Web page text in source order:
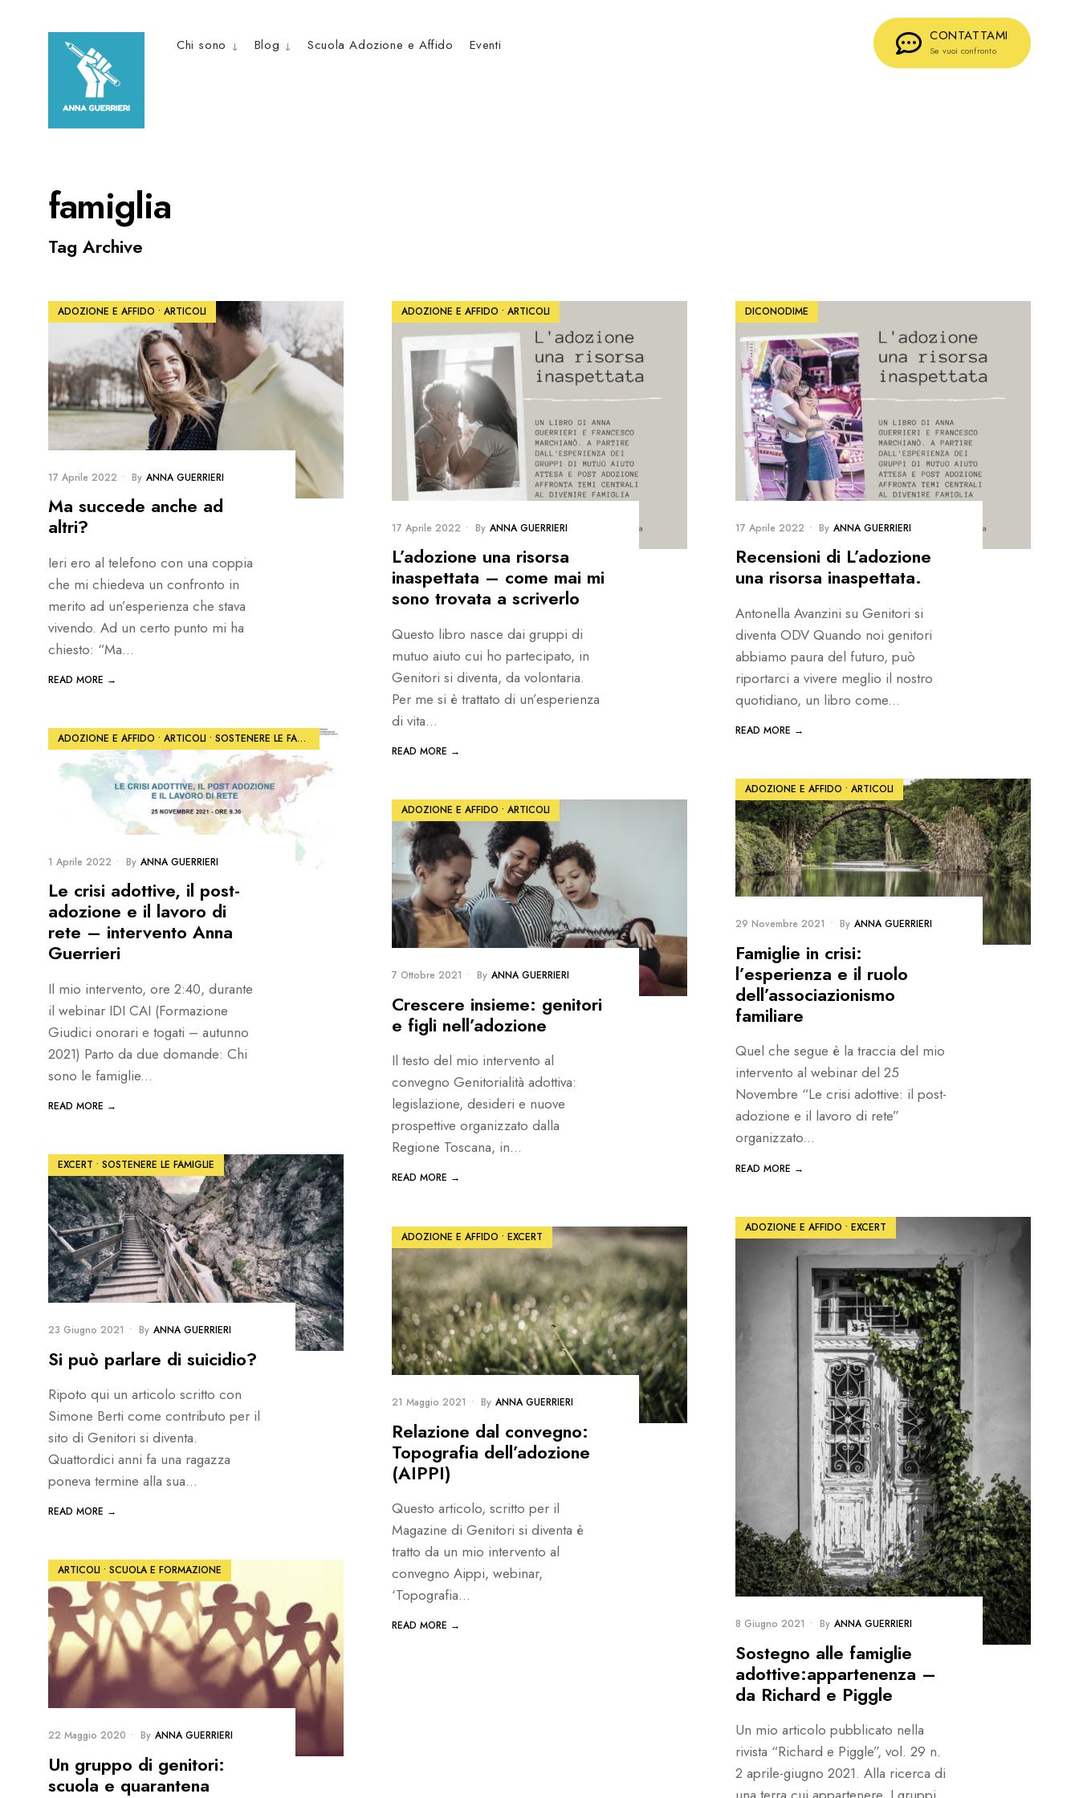
Chi sono Blog Scuola Adozione e Affido Eventi
CONTATTAMI
Se vuoi confronto
famiglia
Tag Archive
ADOZIONE E AFFIDO • ARTICOLI
17 Aprile 2022 • By ANNA GUERRIERI
Ma succede anche ad
altri?
Ieri ero al telefono con una coppia
che mi chiedeva un confronto in
merito ad un’esperienza che stava
vivendo. Ad un certo punto mi ha
chiesto: “Ma...
READ MORE →
ADOZIONE E AFFIDO • ARTICOLI
17 Aprile 2022 • By ANNA GUERRIERI
L’adozione una risorsa
inaspettata – come mai mi
sono trovata a scriverlo
Questo libro nasce dai gruppi di
mutuo aiuto cui ho partecipato, in
Genitori si diventa, da volontaria.
Per me si è trattato di un’esperienza
di vita...
READ MORE →
DICONODIME
17 Aprile 2022 • By ANNA GUERRIERI
Recensioni di L’adozione
una risorsa inaspettata.
Antonella Avanzini su Genitori si
diventa ODV Quando noi genitori
abbiamo paura del futuro, può
riportarci a vivere meglio il nostro
quotidiano, un libro come...
READ MORE →
ADOZIONE E AFFIDO • ARTICOLI • SOSTENERE LE FAMIGLIE
1 Aprile 2022 • By ANNA GUERRIERI
Le crisi adottive, il post-
adozione e il lavoro di
rete – intervento Anna
Guerrieri
Il mio intervento, ore 2:40, durante
il webinar IDI CAI (Formazione
Giudici onorari e togati – autunno
2021) Parto da due domande: Chi
sono le famiglie...
READ MORE →
ADOZIONE E AFFIDO • ARTICOLI
29 Novembre 2021 • By ANNA GUERRIERI
Famiglie in crisi:
l’esperienza e il ruolo
dell’associazionismo
familiare
Quel che segue è la traccia del mio
intervento al webinar del 25
Novembre “Le crisi adottive: il post-
adozione e il lavoro di rete”
organizzato...
READ MORE →
ADOZIONE E AFFIDO • ARTICOLI
7 Ottobre 2021 • By ANNA GUERRIERI
Crescere insieme: genitori
e figli nell’adozione
Il testo del mio intervento al
convegno Genitorialità adottiva:
legislazione, desideri e nuove
prospettive organizzato dalla
Regione Toscana, in...
READ MORE →
EXCERT • SOSTENERE LE FAMIGLIE
23 Giugno 2021 • By ANNA GUERRIERI
Si può parlare di suicidio?
Ripoto qui un articolo scritto con
Simone Berti come contributo per il
sito di Genitori si diventa.
Quattordici anni fa una ragazza
poneva termine alla sua...
READ MORE →
ADOZIONE E AFFIDO • EXCERT
8 Giugno 2021 • By ANNA GUERRIERI
Sostegno alle famiglie
adottive:appartenenza –
da Richard e Piggle
Un mio articolo pubblicato nella
rivista “Richard e Piggle”, vol. 29 n.
2 aprile-giugno 2021. Alla ricerca di
ADOZIONE E AFFIDO • EXCERT
21 Maggio 2021 • By ANNA GUERRIERI
Relazione dal convegno:
Topografia dell’adozione
(AIPPI)
Questo articolo, scritto per il
Magazine di Genitori si diventa è
tratto da un mio intervento al
convegno Aippi, webinar,
‘Topografia...
READ MORE →
ARTICOLI • SCUOLA E FORMAZIONE
22 Maggio 2020 • By ANNA GUERRIERI
Un gruppo di genitori:
scuola e quarantena